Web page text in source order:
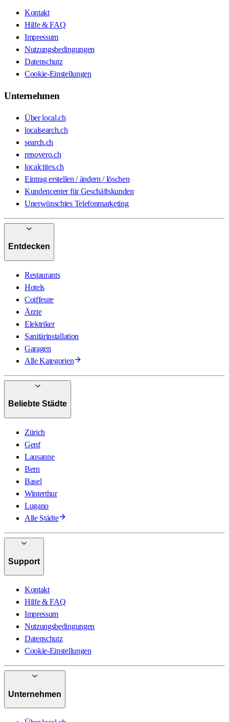
Kontakt
Hilfe & FAQ
Impressum
Nutzungsbedingungen
Datenschutz
Cookie-Einstellungen
Unternehmen
Über local.ch
localsearch.ch
search.ch
renovero.ch
localcities.ch
Eintrag erstellen / ändern / löschen
Kundencenter für Geschäftskunden
Unerwünschtes Telefonmarketing
Entdecken
Restaurants
Hotels
Coiffeure
Ärzte
Elektriker
Sanitärinstallation
Garagen
Alle Kategorien
Beliebte Städte
Zürich
Genf
Lausanne
Bern
Basel
Winterthur
Lugano
Alle Städte
Support
Kontakt
Hilfe & FAQ
Impressum
Nutzungsbedingungen
Datenschutz
Cookie-Einstellungen
Unternehmen